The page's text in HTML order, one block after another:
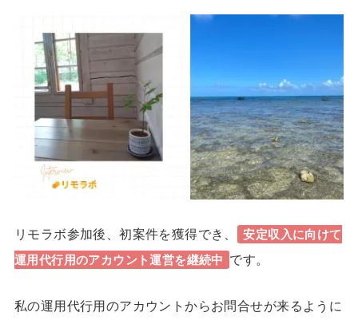
リモラボ参加後、初案件を獲得でき、
安定収入に向けて
運用代行用のアカウント運営を継続中
です。
私の運用代行用のアカウントからお問合せが来るように